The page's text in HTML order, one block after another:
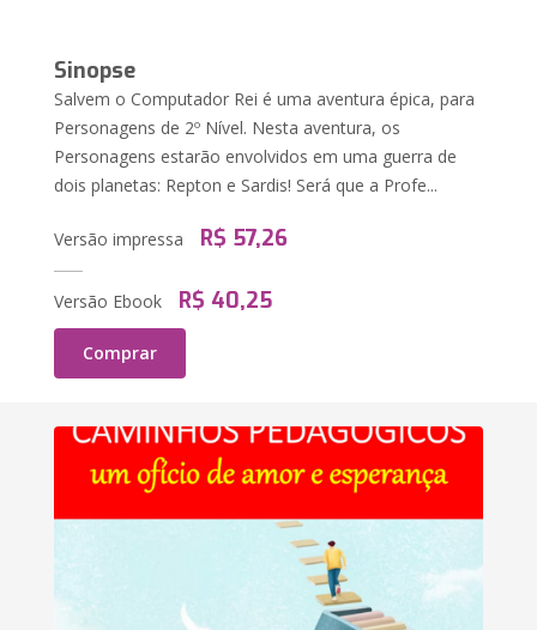
Sinopse
Salvem o Computador Rei é uma aventura épica, para
Personagens de 2º Nível. Nesta aventura, os
Personagens estarão envolvidos em uma guerra de
dois planetas: Repton e Sardis! Será que a Profe...
Versão impressa R$ 57,26
Versão Ebook R$ 40,25
Comprar